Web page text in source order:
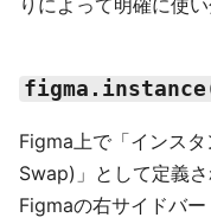
りによって明確に使
Figma上で「インス
Swap)」として定義さ
Figmaの右サイドバー